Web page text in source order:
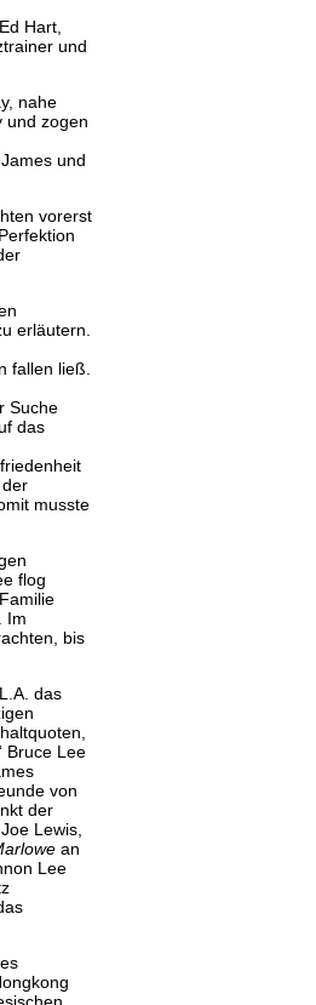
Hart,
und
nahe
und zogen
und
vorerst
erläutern.
fallen ließ.
Suche
das
musste
flog
Im
bis
das
Bruce Lee
von
der
Lewis,
an
Lee